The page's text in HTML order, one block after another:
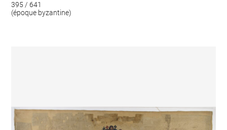
395 / 641
(époque byzantine)